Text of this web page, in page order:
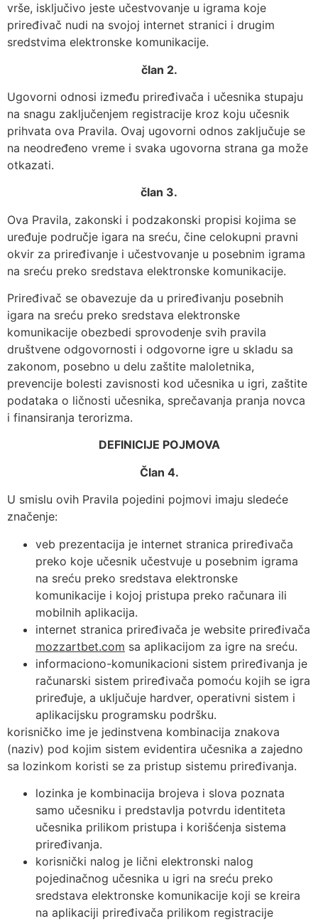
vrše, isključivo jeste učestvovanje u igrama koje
priređivač nudi na svojoj internet stranici i drugim
sredstvima elektronske komunikacije.
član 2.
Ugovorni odnosi između priređivača i učesnika stupaju
na snagu zaključenjem registracije kroz koju učesnik
prihvata ova Pravila. Ovaj ugovorni odnos zaključuje se
na neodređeno vreme i svaka ugovorna strana ga može
otkazati.
član 3.
Ova Pravila, zakonski i podzakonski propisi kojima se
uređuje područje igara na sreću, čine celokupni pravni
okvir za priređivanje i učestvovanje u posebnim igrama
na sreću preko sredstava elektronske komunikacije.
Priređivač se obavezuje da u priređivanju posebnih
igara na sreću preko sredstava elektronske
komunikacije obezbedi sprovodenje svih pravila
društvene odgovornosti i odgovorne igre u skladu sa
zakonom, posebno u delu zaštite maloletnika,
prevencije bolesti zavisnosti kod učesnika u igri, zaštite
podataka o ličnosti učesnika, sprečavanja pranja novca
i finansiranja terorizma.
DEFINICIJE POJMOVA
Član 4.
U smislu ovih Pravila pojedini pojmovi imaju sledeće
značenje:
veb prezentacija je internet stranica priređivača
preko koje učesnik učestvuje u posebnim igrama
na sreću preko sredstava elektronske
komunikacije i kojoj pristupa preko računara ili
mobilnih aplikacija.
internet stranica priređivača je website priređivača
mozzartbet.com sa aplikacijom za igre na sreću.
informaciono-komunikacioni sistem priređivanja je
računarski sistem priređivača pomoću kojih se igra
priređuje, a uključuje hardver, operativni sistem i
aplikacijsku programsku podršku.
korisničko ime je jedinstvena kombinacija znakova
(naziv) pod kojim sistem evidentira učesnika a zajedno
sa lozinkom koristi se za pristup sistemu priređivanja.
lozinka je kombinacija brojeva i slova poznata
samo učesniku i predstavlja potvrdu identiteta
učesnika prilikom pristupa i korišćenja sistema
priređivanja.
korisnički nalog je lični elektronski nalog
pojedinačnog učesnika u igri na sreću preko
sredstava elektronske komunikacije koji se kreira
na aplikaciji priređivača prilikom registracije